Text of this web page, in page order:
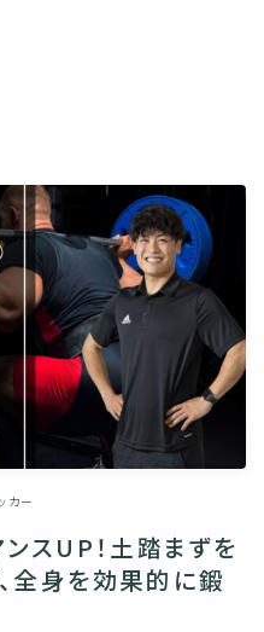
カー
スUP！土踏まずを
全身を効果的に鍛